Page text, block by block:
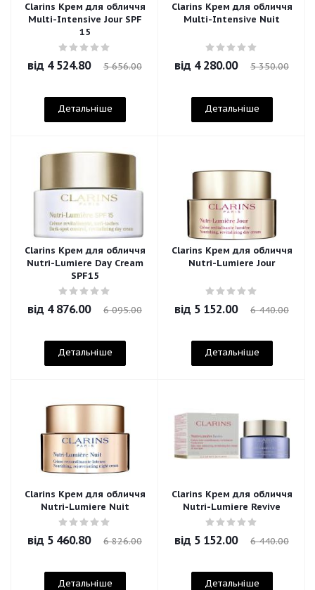
Clarins Крем для обличчя
Multi-Intensive Jour SPF
15
від 4 524.80 5 656.00
Детальніше
Clarins Крем для обличчя
Multi-Intensive Nuit
від 4 280.00 5 350.00
Детальніше
Clarins Крем для обличчя
Nutri-Lumiere Day Cream
SPF15
від 4 876.00 6 095.00
Детальніше
Clarins Крем для обличчя
Nutri-Lumiere Jour
від 5 152.00 6 440.00
Детальніше
Clarins Крем для обличчя
Nutri-Lumiere Nuit
від 5 460.80 6 826.00
Детальніше
Clarins Крем для обличчя
Nutri-Lumiere Revive
від 5 152.00 6 440.00
Детальніше